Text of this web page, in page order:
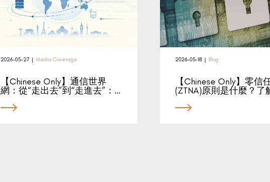
2026-05-27 | Media Coverage
【Chinese Only】通信世界
網：從“走出去”到“走進去”：…
2026-05-18 | Blog
【Chinese Only】零信
(ZTNA)原則是什麼？了